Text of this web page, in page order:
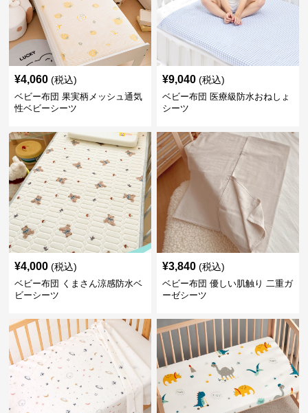
¥4,060 (税込)
ベビー布団 果実柄メッシュ通気
性ベビーシーツ
¥9,040 (税込)
ベビー布団 医療級防水おねしょ
シーツ
¥4,000 (税込)
ベビー布団 くまさん涼感防水ベ
ビーシーツ
¥3,840 (税込)
ベビー布団 優しい肌触り 二重ガ
ーゼシーツ